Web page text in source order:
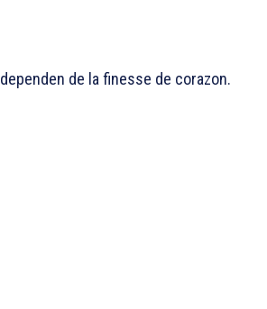
de la finesse de corazon.